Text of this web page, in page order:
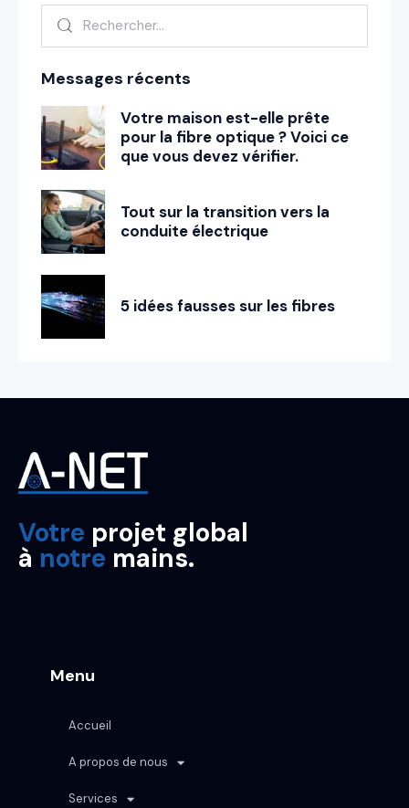
Messages récents
Votre maison est-elle prête
pour la fibre optique ? Voici ce
que vous devez vérifier.
Tout sur la transition vers la
conduite électrique
5 idées fausses sur les fibres
Votre projet global
à notre mains.
Menu
Accueil
A propos de nous
Services